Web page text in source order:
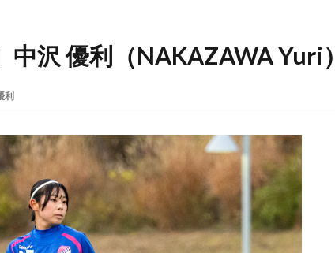
中沢 優利（NAKAZAWA Yuri）
利